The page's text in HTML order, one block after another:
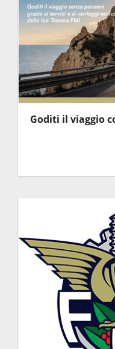
Goditi il viaggio